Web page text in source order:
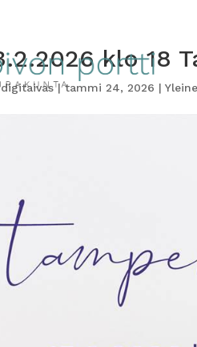
klo 18
digitaivas|tammi 24, 2026 |